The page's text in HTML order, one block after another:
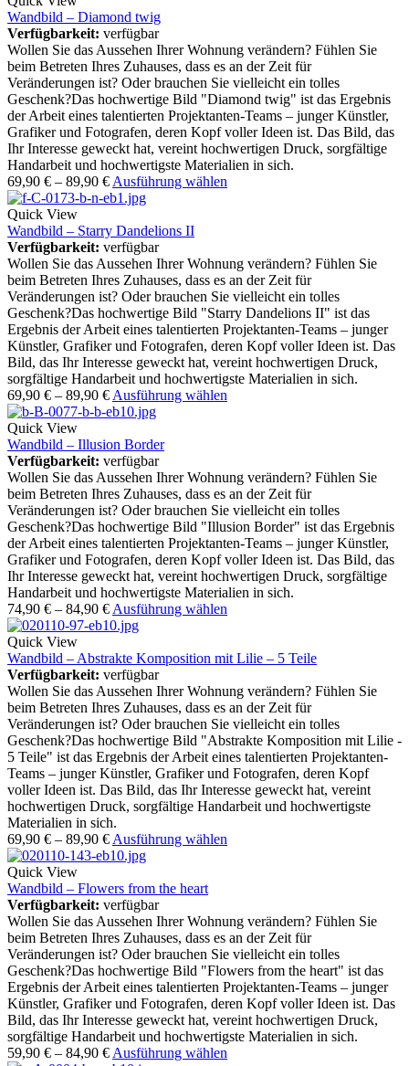
Wandbild – Diamond twig
Verfügbarkeit: verfügbar
Wollen Sie das Aussehen Ihrer Wohnung verändern? Fühlen Sie
beim Betreten Ihres Zuhauses, dass es an der Zeit für
Veränderungen ist? Oder brauchen Sie vielleicht ein tolles
Geschenk?Das hochwertige Bild "Diamond twig" ist das Ergebnis
der Arbeit eines talentierten Projektanten-Teams – junger Künstler,
Grafiker und Fotografen, deren Kopf voller Ideen ist. Das Bild, das
Ihr Interesse geweckt hat, vereint hochwertigen Druck, sorgfältige
Handarbeit und hochwertigste Materialien in sich.
69,90 € – 89,90 € Ausführung wählen
Quick View
Wandbild – Starry Dandelions II
Verfügbarkeit: verfügbar
Wollen Sie das Aussehen Ihrer Wohnung verändern? Fühlen Sie
beim Betreten Ihres Zuhauses, dass es an der Zeit für
Veränderungen ist? Oder brauchen Sie vielleicht ein tolles
Geschenk?Das hochwertige Bild "Starry Dandelions II" ist das
Ergebnis der Arbeit eines talentierten Projektanten-Teams – junger
Künstler, Grafiker und Fotografen, deren Kopf voller Ideen ist. Das
Bild, das Ihr Interesse geweckt hat, vereint hochwertigen Druck,
sorgfältige Handarbeit und hochwertigste Materialien in sich.
69,90 € – 89,90 € Ausführung wählen
Quick View
Wandbild – Illusion Border
Verfügbarkeit: verfügbar
Wollen Sie das Aussehen Ihrer Wohnung verändern? Fühlen Sie
beim Betreten Ihres Zuhauses, dass es an der Zeit für
Veränderungen ist? Oder brauchen Sie vielleicht ein tolles
Geschenk?Das hochwertige Bild "Illusion Border" ist das Ergebnis
der Arbeit eines talentierten Projektanten-Teams – junger Künstler,
Grafiker und Fotografen, deren Kopf voller Ideen ist. Das Bild, das
Ihr Interesse geweckt hat, vereint hochwertigen Druck, sorgfältige
Handarbeit und hochwertigste Materialien in sich.
74,90 € – 84,90 € Ausführung wählen
Quick View
Wandbild – Abstrakte Komposition mit Lilie – 5 Teile
Verfügbarkeit: verfügbar
Wollen Sie das Aussehen Ihrer Wohnung verändern? Fühlen Sie
beim Betreten Ihres Zuhauses, dass es an der Zeit für
Veränderungen ist? Oder brauchen Sie vielleicht ein tolles
Geschenk?Das hochwertige Bild "Abstrakte Komposition mit Lilie -
5 Teile" ist das Ergebnis der Arbeit eines talentierten Projektanten-
Teams – junger Künstler, Grafiker und Fotografen, deren Kopf
voller Ideen ist. Das Bild, das Ihr Interesse geweckt hat, vereint
hochwertigen Druck, sorgfältige Handarbeit und hochwertigste
Materialien in sich.
69,90 € – 89,90 € Ausführung wählen
Quick View
Wandbild – Flowers from the heart
Verfügbarkeit: verfügbar
Wollen Sie das Aussehen Ihrer Wohnung verändern? Fühlen Sie
beim Betreten Ihres Zuhauses, dass es an der Zeit für
Veränderungen ist? Oder brauchen Sie vielleicht ein tolles
Geschenk?Das hochwertige Bild "Flowers from the heart" ist das
Ergebnis der Arbeit eines talentierten Projektanten-Teams – junger
Künstler, Grafiker und Fotografen, deren Kopf voller Ideen ist. Das
Bild, das Ihr Interesse geweckt hat, vereint hochwertigen Druck,
sorgfältige Handarbeit und hochwertigste Materialien in sich.
59,90 € – 84,90 € Ausführung wählen